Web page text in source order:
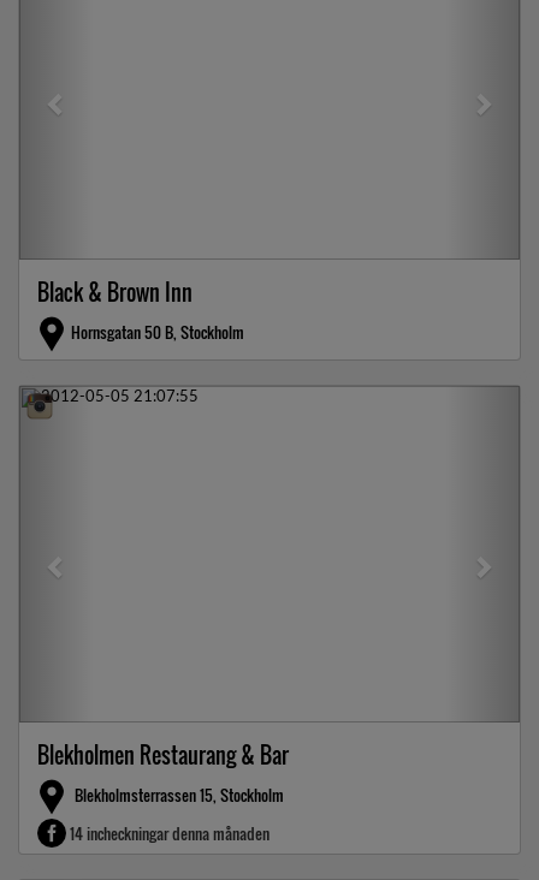
Black & Brown Inn
Hornsgatan 50 B, Stockholm
Previous
Blekholmen Restaurang & Bar
Blekholmsterrassen 15, Stockholm
14 incheckningar denna månaden